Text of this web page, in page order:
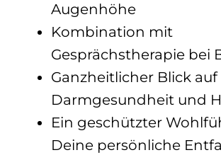
Augenhöhe
Kombination mit
Gesprächstherapie bei
Ganzheitlicher Blick
Darmgesundheit und
Ein geschützter
Deine persönliche